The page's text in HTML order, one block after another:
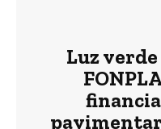
Luz
pavimentar